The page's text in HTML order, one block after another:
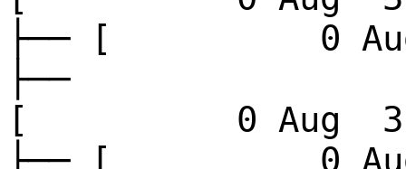
├── [ 0
├──
[ 0 Aug 3
├── [ 0